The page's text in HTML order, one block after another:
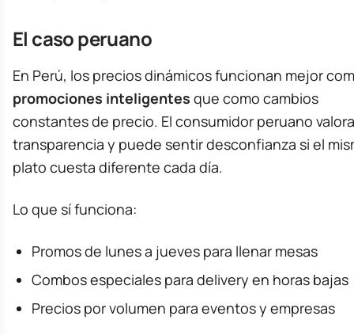
El caso peruano
En Perú, los precios dinámicos funcionan mejor
promociones inteligentes que como cambios
constantes de precio. El consumidor peruano
transparencia y puede sentir desconfianza si el
plato cuesta diferente cada día.
Lo que sí funciona:
Promos de lunes a jueves para llenar mesas
Combos especiales para delivery en horas bajas
Precios por volumen para eventos y empresas